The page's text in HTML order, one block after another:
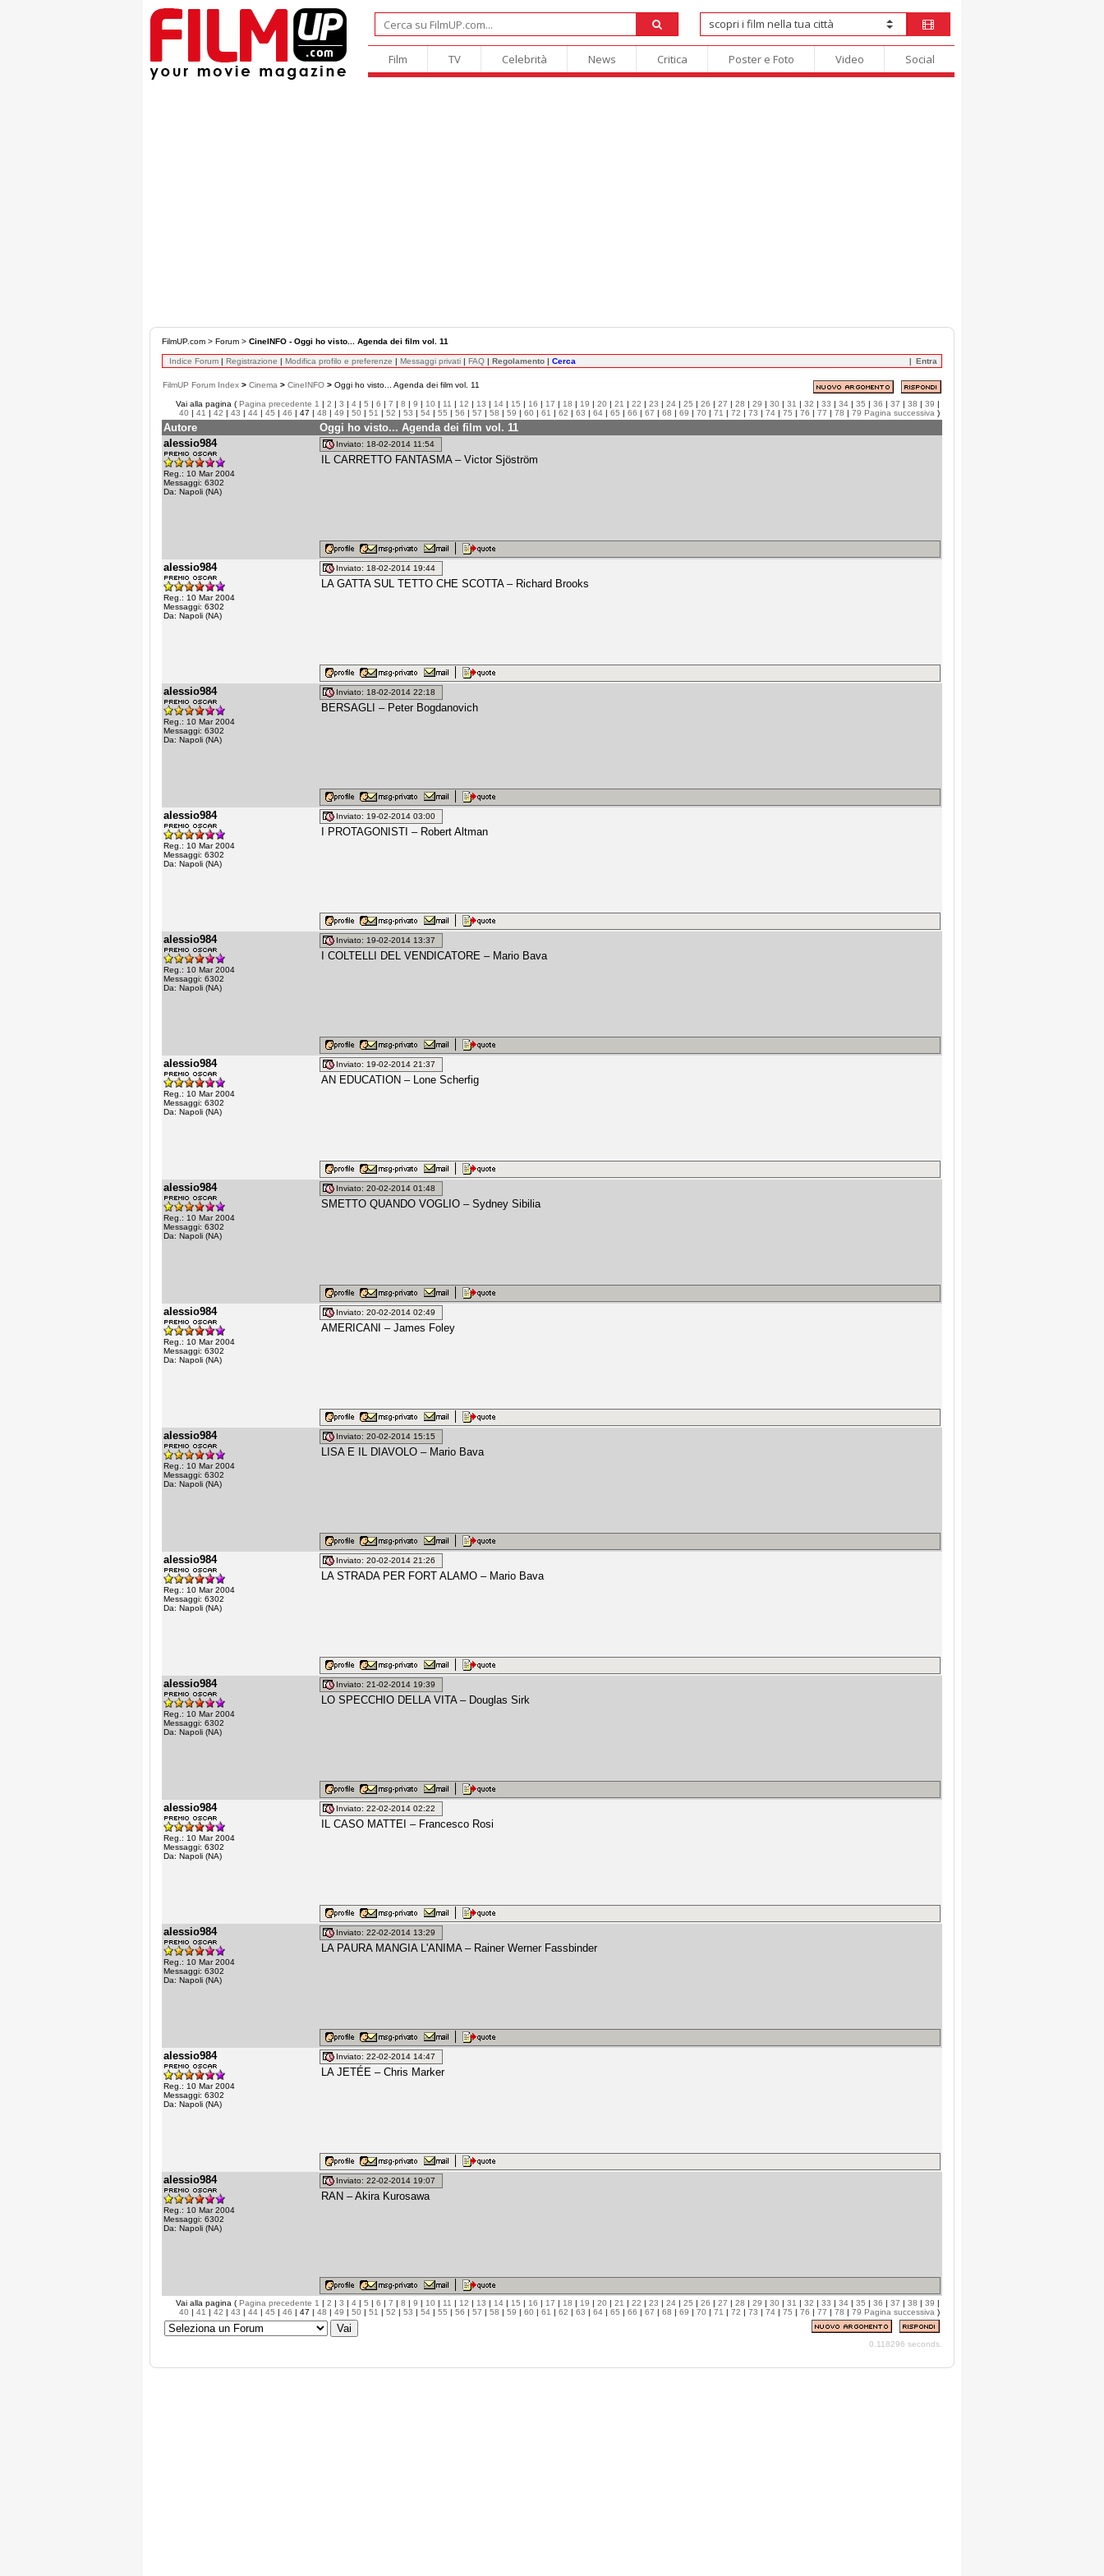
Film TV Celebrità News Critica Poster e Foto Video Social
FilmUP.com > Forum > CineINFO - Oggi ho visto... Agenda dei film vol. 11
Indice Forum | Registrazione | Modifica profilo e preferenze | Messaggi privati | FAQ | Regolamento | Cerca Entra
FilmUP Forum Index > Cinema > CineINFO > Oggi ho visto... Agenda dei film vol. 11
Vai alla pagina ( Pagina precedente 1 | 2 | 3 | 4 | 5 | 6 | 7 | 8 | 9 | 10 | 11 | 12 | 13 | 14 | 15 | 16 | 17 | 18 | 19 | 20 | 21 | 22 | 23 | 24 | 25 | 26 | 27 | 28 | 29 | 30 | 31 | 32 | 33 | 34 | 35 | 36 | 37 | 38 | 39 |
40 | 41 | 42 | 43 | 44 | 45 | 46 | 47 | 48 | 49 | 50 | 51 | 52 | 53 | 54 | 55 | 56 | 57 | 58 | 59 | 60 | 61 | 62 | 63 | 64 | 65 | 66 | 67 | 68 | 69 | 70 | 71 | 72 | 73 | 74 | 75 | 76 | 77 | 78 | 79 Pagina successiva )
Autore
Oggi ho visto... Agenda dei film vol. 11
alessio984
Reg.: 10 Mar 2004
Messaggi: 6302
Da: Napoli (NA)
Inviato: 18-02-2014 11:54
IL CARRETTO FANTASMA – Victor Sjöström
alessio984
Reg.: 10 Mar 2004
Messaggi: 6302
Da: Napoli (NA)
Inviato: 18-02-2014 19:44
LA GATTA SUL TETTO CHE SCOTTA – Richard Brooks
alessio984
Reg.: 10 Mar 2004
Messaggi: 6302
Da: Napoli (NA)
Inviato: 18-02-2014 22:18
BERSAGLI – Peter Bogdanovich
alessio984
Reg.: 10 Mar 2004
Messaggi: 6302
Da: Napoli (NA)
Inviato: 19-02-2014 03:00
I PROTAGONISTI – Robert Altman
alessio984
Reg.: 10 Mar 2004
Messaggi: 6302
Da: Napoli (NA)
Inviato: 19-02-2014 13:37
I COLTELLI DEL VENDICATORE – Mario Bava
alessio984
Reg.: 10 Mar 2004
Messaggi: 6302
Da: Napoli (NA)
Inviato: 19-02-2014 21:37
AN EDUCATION – Lone Scherfig
alessio984
Reg.: 10 Mar 2004
Messaggi: 6302
Da: Napoli (NA)
Inviato: 20-02-2014 01:48
SMETTO QUANDO VOGLIO – Sydney Sibilia
alessio984
Reg.: 10 Mar 2004
Messaggi: 6302
Da: Napoli (NA)
Inviato: 20-02-2014 02:49
AMERICANI – James Foley
alessio984
Reg.: 10 Mar 2004
Messaggi: 6302
Da: Napoli (NA)
Inviato: 20-02-2014 15:15
LISA E IL DIAVOLO – Mario Bava
alessio984
Reg.: 10 Mar 2004
Messaggi: 6302
Da: Napoli (NA)
Inviato: 20-02-2014 21:26
LA STRADA PER FORT ALAMO – Mario Bava
alessio984
Reg.: 10 Mar 2004
Messaggi: 6302
Da: Napoli (NA)
Inviato: 21-02-2014 19:39
LO SPECCHIO DELLA VITA – Douglas Sirk
alessio984
Reg.: 10 Mar 2004
Messaggi: 6302
Da: Napoli (NA)
Inviato: 22-02-2014 02:22
IL CASO MATTEI – Francesco Rosi
alessio984
Reg.: 10 Mar 2004
Messaggi: 6302
Da: Napoli (NA)
Inviato: 22-02-2014 13:29
LA PAURA MANGIA L'ANIMA – Rainer Werner Fassbinder
alessio984
Reg.: 10 Mar 2004
Messaggi: 6302
Da: Napoli (NA)
Inviato: 22-02-2014 14:47
LA JETÉE – Chris Marker
alessio984
Reg.: 10 Mar 2004
Messaggi: 6302
Da: Napoli (NA)
Inviato: 22-02-2014 19:07
RAN – Akira Kurosawa
Vai alla pagina ( Pagina precedente 1 | 2 | 3 | 4 | 5 | 6 | 7 | 8 | 9 | 10 | 11 | 12 | 13 | 14 | 15 | 16 | 17 | 18 | 19 | 20 | 21 | 22 | 23 | 24 | 25 | 26 | 27 | 28 | 29 | 30 | 31 | 32 | 33 | 34 | 35 | 36 | 37 | 38 | 39 |
40 | 41 | 42 | 43 | 44 | 45 | 46 | 47 | 48 | 49 | 50 | 51 | 52 | 53 | 54 | 55 | 56 | 57 | 58 | 59 | 60 | 61 | 62 | 63 | 64 | 65 | 66 | 67 | 68 | 69 | 70 | 71 | 72 | 73 | 74 | 75 | 76 | 77 | 78 | 79 Pagina successiva )
0.118296 seconds.